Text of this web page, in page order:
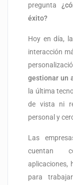
pregunta
éxito?
Hoy en día,
interacción
gestionar un
la última
de vista ni
personal y
Las
cuentan
aplicaciones,
para